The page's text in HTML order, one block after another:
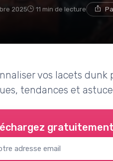
2025 11 min de lecture
vos lacets dunk
tendances et